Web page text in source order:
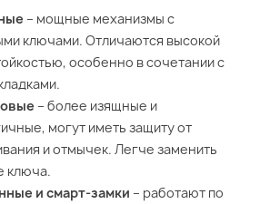
– мощные механизмы с
ключами. Отличаются высокой
особенно в сочетании с
– более изящные и
могут иметь защиту от
и отмычек. Легче заменить
ключа.
и смарт-замки – работают по